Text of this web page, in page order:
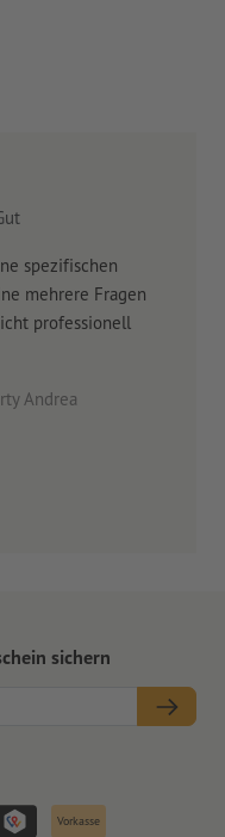
spezifischen
mehrere Fragen
professionell
Andrea
sichern
Vorkasse